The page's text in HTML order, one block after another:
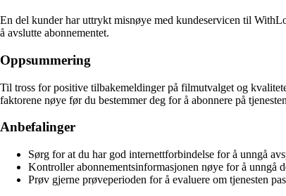
En del kunder har uttrykt misnøye med kundeservicen til
å avslutte abonnementet.
Oppsummering
Til tross for positive tilbakemeldinger på filmutvalget og
faktorene nøye før du bestemmer deg for å abonnere på
Anbefalinger
Sørg for at du har god internettforbindelse for å unngå
Kontroller abonnementsinformasjonen nøye for å unngå
Prøv gjerne prøveperioden for å evaluere om tjenesten